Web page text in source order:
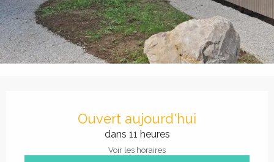
Ouvert aujourd'hui
dans 11 heures
Voir les horaires